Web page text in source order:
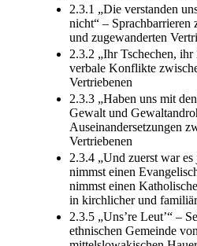
2.3.1 „Die verstanden
nicht“ – Sprachbarrieren
und zugewanderten
2.3.2 „Ihr Tschechen,
verbale Konflikte
Vertriebenen
2.3.3 „Haben uns mit
Gewalt und
Auseinandersetzungen
Vertriebenen
2.3.4 „Und zuerst war es
nimmst einen
nimmst einen
in kirchlicher und
2.3.5 „Uns’re Leut’“ –
ethnischen Gemeinde